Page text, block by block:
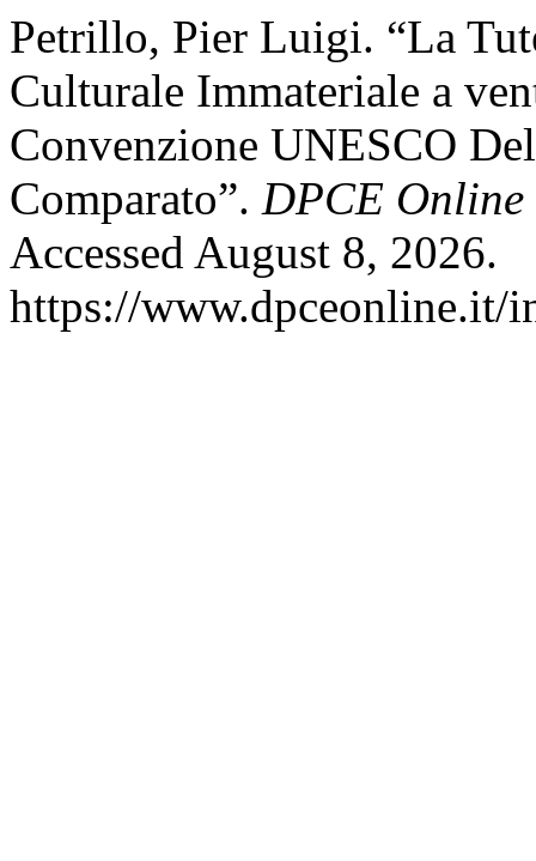
Petrillo, Pier Luigi. “La
Culturale Immateriale a
Convenzione UNESCO
Comparato”. DPCE Online
Accessed August 8, 2026.
https://www.dpceonline.it/